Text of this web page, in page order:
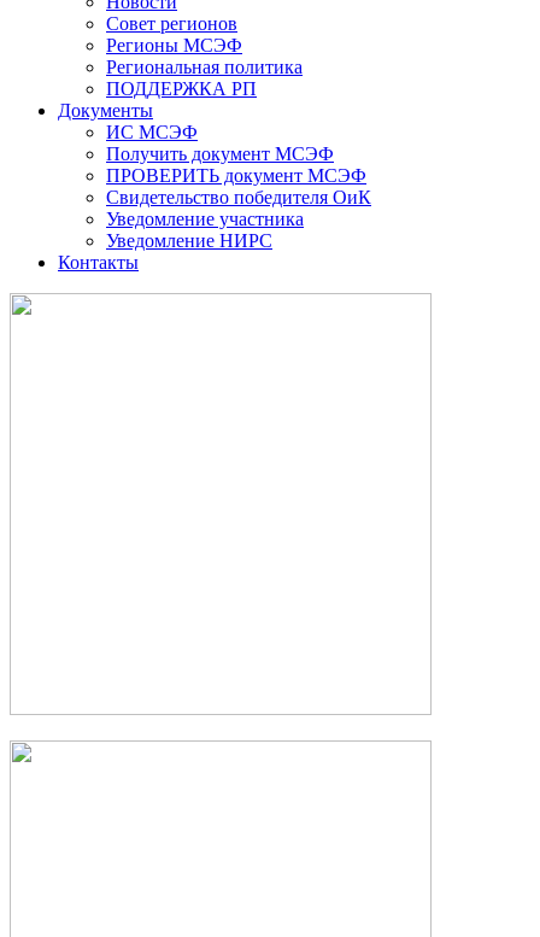
Совет регионов
Регионы МСЭФ
Региональная политика
ПОДДЕРЖКА РП
Документы
ИС МСЭФ
Получить документ МСЭФ
ПРОВЕРИТЬ документ МСЭФ
Свидетельство победителя ОиК
Уведомление участника
Уведомление НИРС
Контакты